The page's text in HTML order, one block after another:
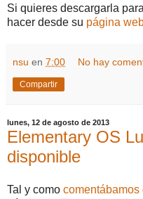
Si quieres descargarla
hacer desde su página
nsu en 7:00 No hay
Compartir
lunes, 12 de agosto de 2013
Elementary OS
disponible
Tal y como comentábamos